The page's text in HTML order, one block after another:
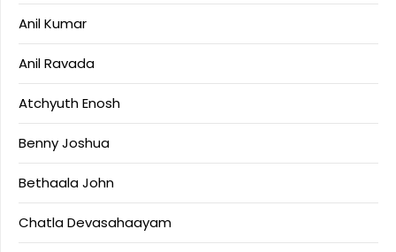
Anil Kumar
Anil Ravada
Atchyuth Enosh
Benny Joshua
Bethaala John
Chatla Devasahaayam